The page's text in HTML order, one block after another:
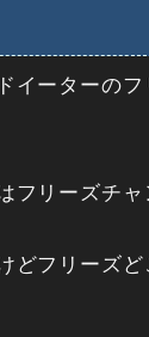
イーターの
フリーズチャ
どフリーズ